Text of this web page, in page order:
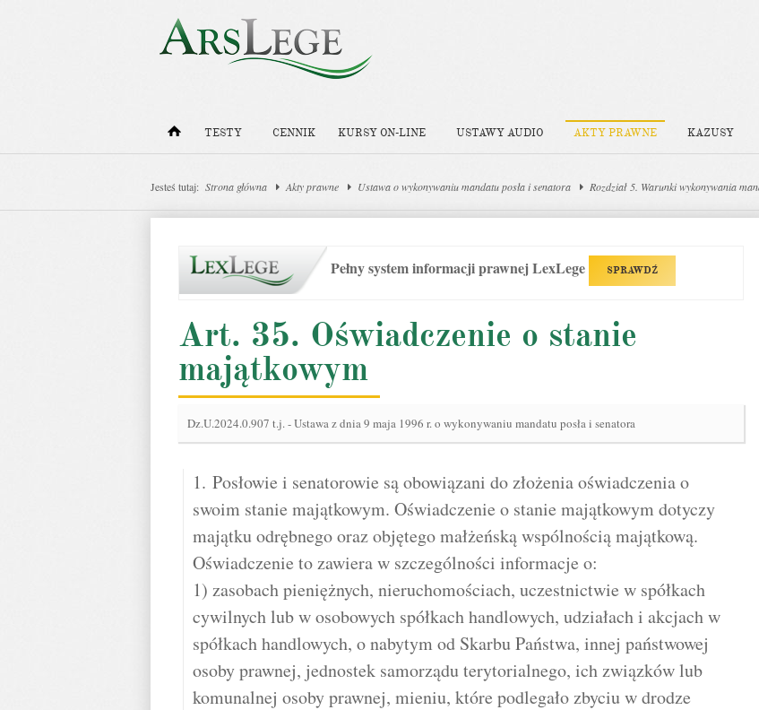
TESTY CENNIK KURSY ON-LINE USTAWY AUDIO AKTY PRAWNE KAZUSY
Jesteś tutaj: Strona główna Akty prawne Ustawa o wykonywaniu mandatu posła i senatora Rozdział 5. Warunki wykonywania
Pełny system informacji prawnej LexLege SPRAWDŹ
Art. 35. Oświadczenie o stanie
majątkowym
Dz.U.2024.0.907 t.j.-Ustawa z dnia 9 maja 1996 r. o wykonywaniu mandatu posła i senatora
1. Posłowie i senatorowie są obowiązani do złożenia oświadczenia o
swoim stanie majątkowym. Oświadczenie o stanie majątkowym dotyczy
majątku odrębnego oraz objętego małżeńską wspólnością majątkową.
Oświadczenie to zawiera w szczególności informacje o:
1) zasobach pieniężnych, nieruchomościach, uczestnictwie w spółkach
cywilnych lub w osobowych spółkach handlowych, udziałach i akcjach w
spółkach handlowych, o nabytym od Skarbu Państwa, innej państwowej
osoby prawnej, jednostek samorządu terytorialnego, ich związków lub
komunalnej osoby prawnej, mieniu, które podlegało zbyciu w drodze